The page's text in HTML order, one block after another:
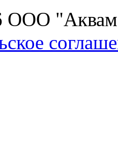
ООО